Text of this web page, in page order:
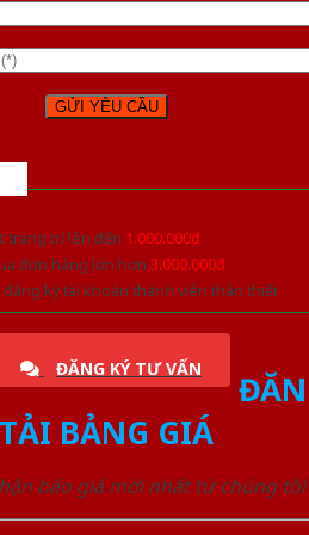
trang trí lên đến 1.000.000đ
đơn hàng lớn hơn 3.000.000đ
ký tài khoản thành viên thân thiết
ĐĂNG KÝ TƯ VẤN
TẢI BẢNG GIÁ
báo giá mới nhất từ chúng tôi